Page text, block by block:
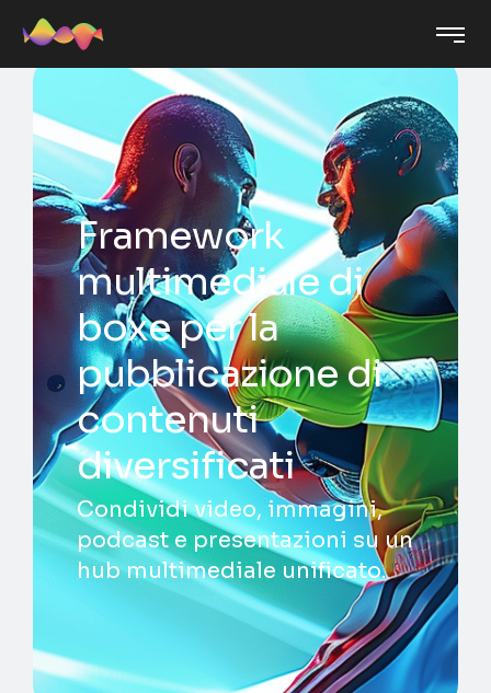
Framework
multimediale di
boxe per la
pubblicazione di
contenuti
diversificati
Condividi video, immagini,
podcast e presentazioni su un
hub multimediale unificato.